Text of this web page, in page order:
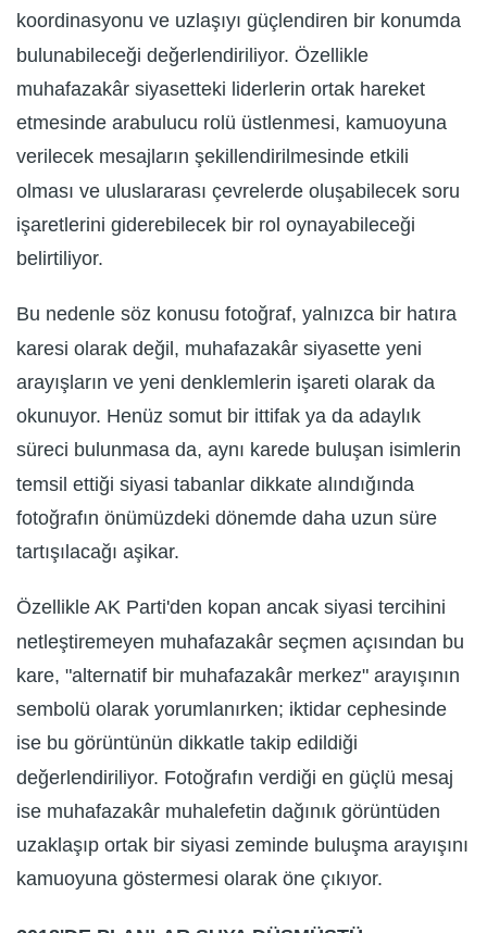
koordinasyonu ve uzlaşıyı güçlendiren bir konumda
bulunabileceği değerlendiriliyor. Özellikle
muhafazakâr siyasetteki liderlerin ortak hareket
etmesinde arabulucu rolü üstlenmesi, kamuoyuna
verilecek mesajların şekillendirilmesinde etkili
olması ve uluslararası çevrelerde oluşabilecek soru
işaretlerini giderebilecek bir rol oynayabileceği
belirtiliyor.
Bu nedenle söz konusu fotoğraf, yalnızca bir hatıra
karesi olarak değil, muhafazakâr siyasette yeni
arayışların ve yeni denklemlerin işareti olarak da
okunuyor. Henüz somut bir ittifak ya da adaylık
süreci bulunmasa da, aynı karede buluşan isimlerin
temsil ettiği siyasi tabanlar dikkate alındığında
fotoğrafın önümüzdeki dönemde daha uzun süre
tartışılacağı aşikar.
Özellikle AK Parti'den kopan ancak siyasi tercihini
netleştiremeyen muhafazakâr seçmen açısından bu
kare, "alternatif bir muhafazakâr merkez" arayışının
sembolü olarak yorumlanırken; iktidar cephesinde
ise bu görüntünün dikkatle takip edildiği
değerlendiriliyor. Fotoğrafın verdiği en güçlü mesaj
ise muhafazakâr muhalefetin dağınık görüntüden
uzaklaşıp ortak bir siyasi zeminde buluşma arayışını
kamuoyuna göstermesi olarak öne çıkıyor.